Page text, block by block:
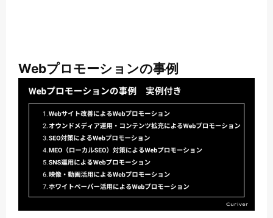
Webプロモーションの事例